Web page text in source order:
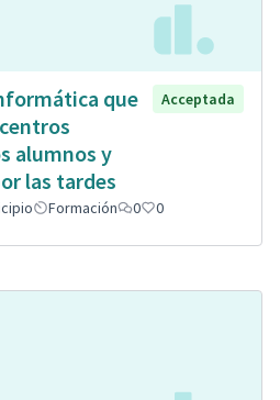
que
alumnos y
las tardes
Acceptada
Formación 0 0